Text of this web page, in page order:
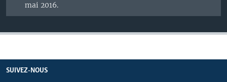
mai 2016.
SUIVEZ-NOUS